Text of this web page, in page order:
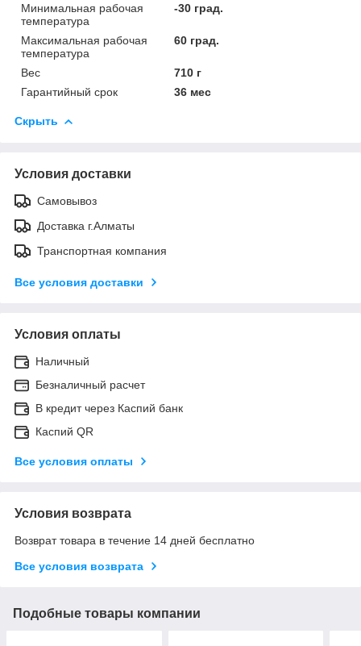
Минимальная рабочая
температура
-30 град.
Максимальная рабочая
температура
60 град.
Вес
710 г
Гарантийный срок
36 мес
Скрыть
Условия доставки
Самовывоз
Доставка г.Алматы
Транспортная компания
Все условия доставки
Условия оплаты
Наличный
Безналичный расчет
В кредит через Каспий банк
Каспий QR
Все условия оплаты
Условия возврата
Возврат товара в течение 14 дней бесплатно
Все условия возврата
Подобные товары компании